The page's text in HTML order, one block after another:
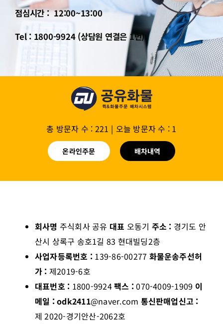
점심시간 : 12:00~13:00
Tel : 1800-9924 (상담원 연결은 1번)
총 방문자 수 : 221 | 오늘 방문자 수 : 1
온라인주문 배차내역
회사명 주식회사 공유 대표 오동기 주소 : 경기도 안
산시 상록구 송호1길 83 현대빌딩2층
사업자등록번호 : 139-86-00277 화물운송주선허
가 : 제2019-6호
대표번호 : 1800-9924팩스 :070-4009-1909 이
메일 : odk2411@naver.com 통신판매업신고 :
제 2020-경기안산-2062호